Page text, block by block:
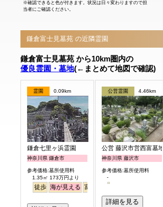
※確認できると色が付きます。状況は日々変わりますので担
当者にご確認ください。
鎌倉富士見墓苑 の近隣霊園
鎌倉富士見墓苑 から10km圏内の
優良霊園・墓地(←まとめて地図で確認)
霊園 0.09km
鎌倉七里ヶ浜霊園
神奈川県 鎌倉市
参考価格:墓所使用料
1.35㎡ 173万円より
徒歩 海が見える 富士山
公営霊園 4.46km
公営 藤沢市営西富墓地
神奈川県 藤沢市
参考価格:墓所使用料
-
詳細を見る